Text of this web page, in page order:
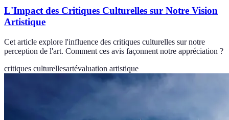
L'Impact des Critiques Culturelles sur Notre Vision
Artistique
Cet article explore l'influence des critiques culturelles sur notre
perception de l'art. Comment ces avis façonnent notre appréciation ?
critiques culturellesartévaluation artistique